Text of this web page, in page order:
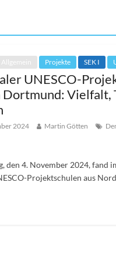
Allgemein Projekte SEK I
UNESCO-
Dortmund: Vielfalt,
2024 Martin Götten
den 4. November 2024, fand
Projektschulen aus